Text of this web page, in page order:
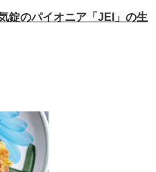
錠のパイオニア「JEI」の生